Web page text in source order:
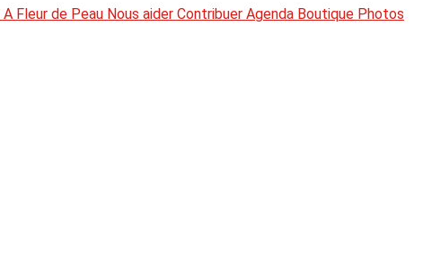
A Fleur de Peau Nous aider Contribuer Agenda Boutique Photos